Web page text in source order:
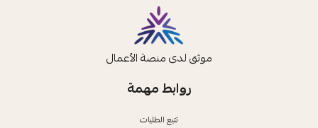
روابط مهمة
تتبع الطلبات
موثق لدى منصة الأعمال